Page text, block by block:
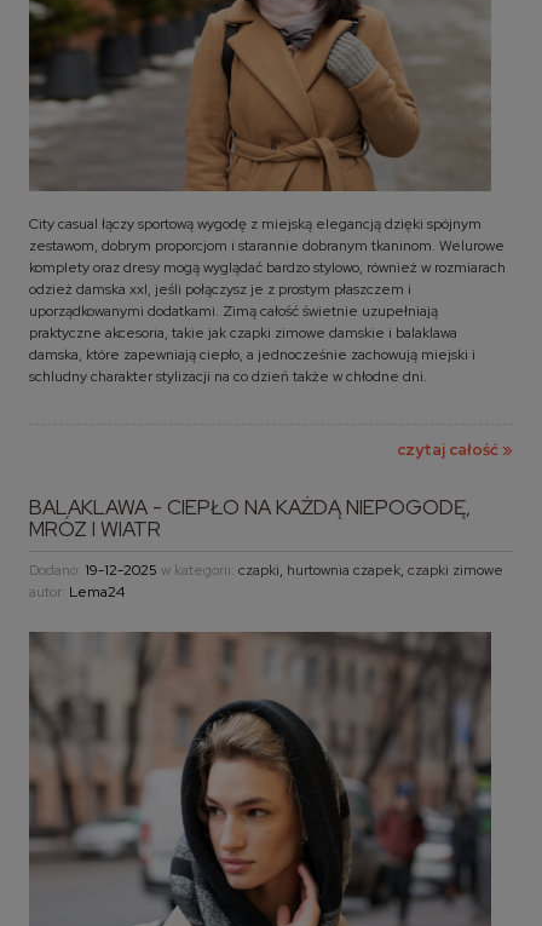
City casual łączy sportową wygodę z miejską elegancją dzięki spójnym
zestawom, dobrym proporcjom i starannie dobranym tkaninom. Welurowe
komplety oraz dresy mogą wyglądać bardzo stylowo, również w rozmiarach
odzież damska xxl, jeśli połączysz je z prostym płaszczem i
uporządkowanymi dodatkami. Zimą całość świetnie uzupełniają
praktyczne akcesoria, takie jak czapki zimowe damskie i balaklawa
damska, które zapewniają ciepło, a jednocześnie zachowują miejski i
schludny charakter stylizacji na co dzień także w chłodne dni.
czytaj całość »
BALAKLAWA - CIEPŁO NA KAŻDĄ NIEPOGODĘ,
MRÓZ I WIATR
Dodano: 19-12-2025 w kategorii: czapki, hurtownia czapek, czapki zimowe
autor: Lema24